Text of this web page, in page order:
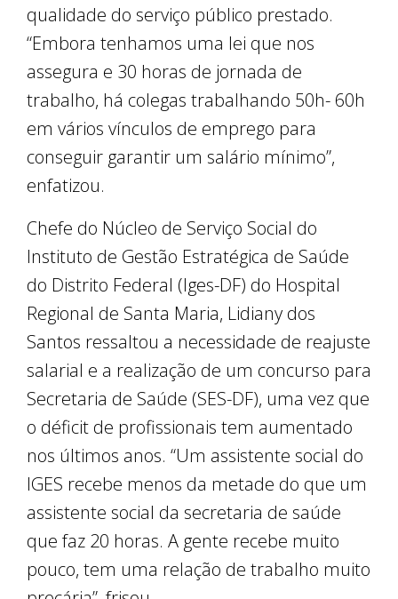
qualidade do serviço público prestado.
“Embora tenhamos uma lei que nos
assegura e 30 horas de jornada de
trabalho, há colegas trabalhando 50h- 60h
em vários vínculos de emprego para
conseguir garantir um salário mínimo”,
enfatizou.
Chefe do Núcleo de Serviço Social do
Instituto de Gestão Estratégica de Saúde
do Distrito Federal (Iges-DF) do Hospital
Regional de Santa Maria, Lidiany dos
Santos ressaltou a necessidade de reajuste
salarial e a realização de um concurso para
Secretaria de Saúde (SES-DF), uma vez que
o déficit de profissionais tem aumentado
nos últimos anos. “Um assistente social do
IGES recebe menos da metade do que um
assistente social da secretaria de saúde
que faz 20 horas. A gente recebe muito
pouco, tem uma relação de trabalho muito